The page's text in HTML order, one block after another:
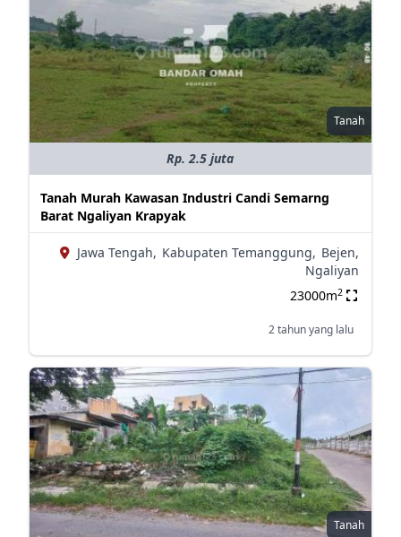
Tanah
Rp. 2.5 juta
Tanah Murah Kawasan Industri Candi Semarng
Barat Ngaliyan Krapyak
Jawa Tengah, Kabupaten Temanggung, Bejen,
Ngaliyan
23000m2
2 tahun yang lalu
Tanah